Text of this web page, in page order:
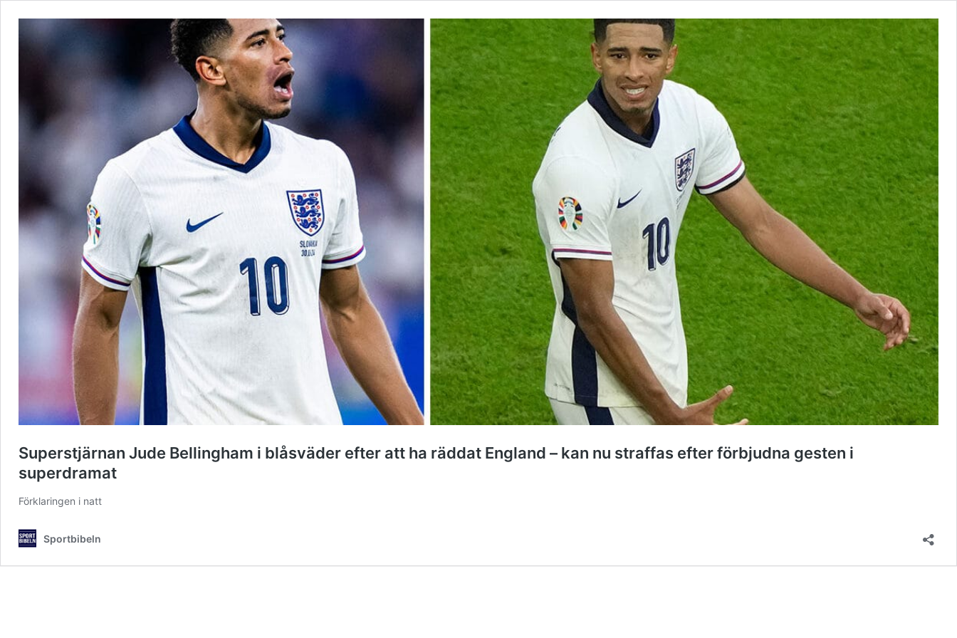
Superstjärnan Jude Bellingham i blåsväder efter att ha räddat England – kan nu straffas efter förbjudna gesten i
superdramat
Förklaringen i natt
Sportbibeln